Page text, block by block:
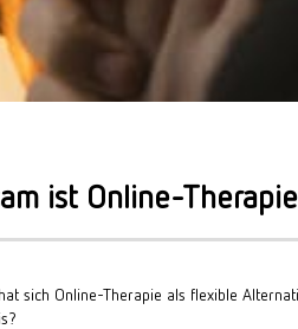
ist Online-
sich Online-Therapie als flexible